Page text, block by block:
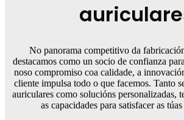
No panorama competitivo da
destacamos como un socio de confianza
noso compromiso coa calidade, a
cliente impulsa todo o que facemos. Tanto
auriculares como solucións personalizadas,
as capacidades para satisfacer as